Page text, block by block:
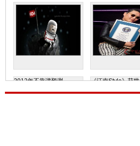
2012年不靠谱预测
《江南Style》获